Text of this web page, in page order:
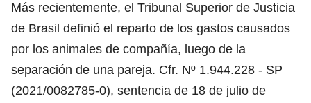
Más recientemente, el Tribunal Superior de Justicia
de Brasil definió el reparto de los gastos causados
por los animales de compañía, luego de la
separación de una pareja. Cfr. Nº 1.944.228 - SP
(2021/0082785-0), sentencia de 18 de julio de